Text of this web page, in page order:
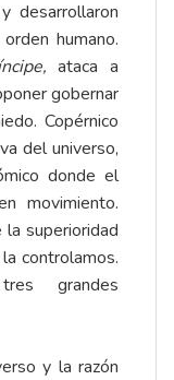
desarrollaron
humano.
ataca a
gobernar
Copérnico
del universo,
donde el
movimiento.
la superioridad
controlamos.
grandes
y la razón